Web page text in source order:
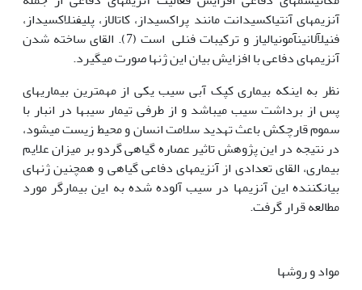
آنزیم­های آنتی­اکسیدانت مانند پراکسیداز، کاتالاز، پلی­فنل­اکسیداز،
فنیل­آلانین­آمونیالیاز و ترکیبات فنلی است (7). القای ساخته شدن
آنزیم­های دفاعی با افزایش بیان این ژن­ها صورت می­گیرد.
نظر به اینکه بیماری کپک آبی سیب یکی از مهم­ترین بیماری­های
پس از برداشت سیب می­باشد و از طرفی تیمار سیب­ها در انبار با
سموم قارچکش باعث تهدید سلامت انسان و محیط زیست می­شود،
در نتیجه در این پژوهش تاثیر عصاره گیاهی گردو بر میزان علایم
بیماری، القای تعدادی از آنزیمهای دفاعی گیاهی و همچنین ژن­های
بیان­کننده این آنزیم­ها در سیب آلوده شده به این بیمارگر مورد
مطالعه قرار گرفت.
مواد و روشها